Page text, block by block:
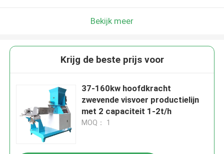
Bekijk meer
Krijg de beste prijs voor
37-160kw hoofdkracht
zwevende visvoer productielijn
met 2 capaciteit 1-2t/h
MOQ： 1